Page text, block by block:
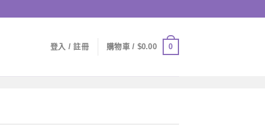
登入 / 註冊 購物車 / $0.00 0